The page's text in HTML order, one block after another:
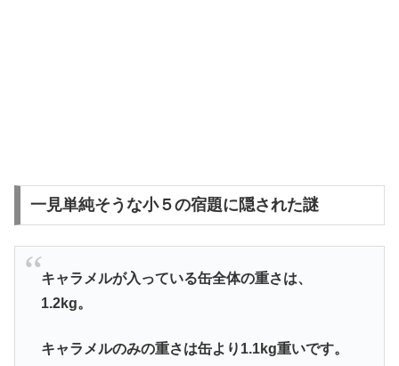
一見単純そうな小５の宿題に隠された謎
キャラメルが入っている缶全体の重さは、
1.2kg。
キャラメルのみの重さは缶より1.1kg重いです。